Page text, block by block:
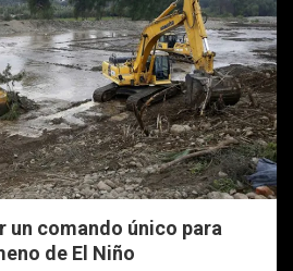
un comando único para
de El Niño